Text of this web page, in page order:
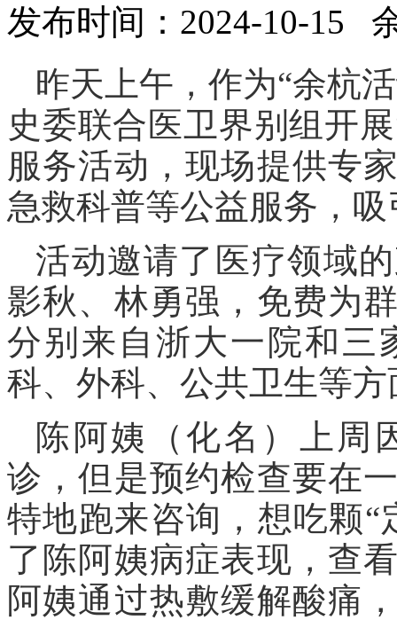
发布时间：2024-10-15
昨天上午，作为“余杭
史委联合医卫界别组开
服务活动，现场提供专
急救科普等公益服务，
活动邀请了医疗领域
影秋、林勇强，免费为
分别来自浙大一院和三
科、外科、公共卫生等
陈阿姨（化名）上周
诊，但是预约检查要在
特地跑来咨询，想吃颗
了陈阿姨病症表现，查
阿姨通过热敷缓解酸痛